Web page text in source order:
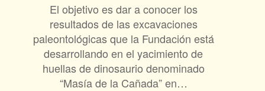
El objetivo es dar a conocer los
resultados de las excavaciones
paleontológicas que la Fundación está
desarrollando en el yacimiento de
huellas de dinosaurio denominado
“Masía de la Cañada” en…